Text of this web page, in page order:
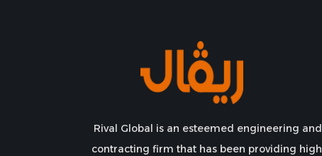
Rival Global is an esteemed engineering and
contracting firm that has been providing high